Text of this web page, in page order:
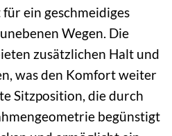
ein geschmeidiges
Wegen. Die
zusätzlichen Halt und
was den Komfort weiter
Sitzposition, die durch
begünstigt